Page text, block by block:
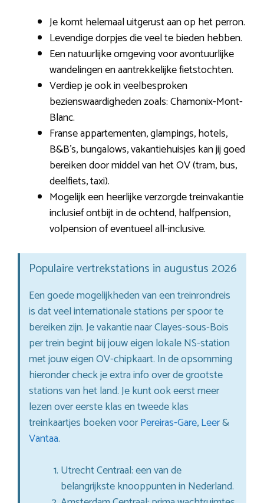
Je komt helemaal uitgerust aan op het perron.
Levendige dorpjes die veel te bieden hebben.
Een natuurlijke omgeving voor avontuurlijke
wandelingen en aantrekkelijke fietstochten.
Verdiep je ook in veelbesproken
bezienswaardigheden zoals: Chamonix-Mont-
Blanc.
Franse appartementen, glampings, hotels,
B&B’s, bungalows, vakantiehuisjes kan jij goed
bereiken door middel van het OV (tram, bus,
deelfiets, taxi).
Mogelijk een heerlijke verzorgde treinvakantie
inclusief ontbijt in de ochtend, halfpension,
volpension of eventueel all-inclusive.
Populaire vertrekstations in augustus 2026
Een goede mogelijkheden van een treinrondreis
is dat veel internationale stations per spoor te
bereiken zijn. Je vakantie naar Clayes-sous-Bois
per trein begint bij jouw eigen lokale NS-station
met jouw eigen OV-chipkaart. In de opsomming
hieronder check je extra info over de grootste
stations van het land. Je kunt ook eerst meer
lezen over eerste klas en tweede klas
treinkaartjes boeken voorPereiras-Gare,Leer&
Vantaa.
Utrecht Centraal: een van de
belangrijkste knooppunten in Nederland.